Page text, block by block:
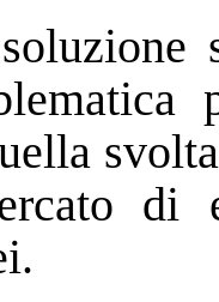
di